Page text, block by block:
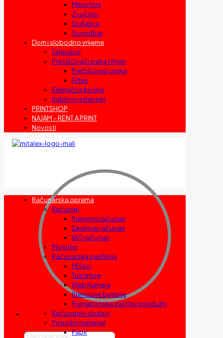
Mikrofoni
Zvučnici
Slušalice
Soundbar
Dom i slobodno vrijeme
Televizori
Prečišćivači zraka i filteri
Prečišćivači zraka
Filteri
Električna bicikla
Kablovi i adapteri
PRINTSHOP
NAJAM – RENT A PRINT
Novosti
Products
Računarska oprema
Računari
Prenosni računari
Desktop računari
AIO računari
Monitori
Računarska periferija
Miševi
Tastature
Web Kamere
Prenosne baterije
Prenaponska zaštita i produžni
Računarski dodaci
Potrošni materijal
Papir